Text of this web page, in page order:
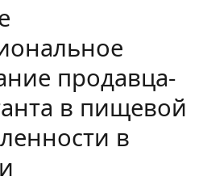
продавца-
в пищевой
в